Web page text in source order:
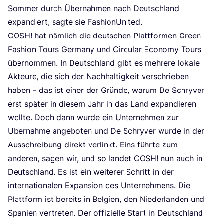
Som­mer durch Über­nah­men nach Deutsch­land
expan­diert, sag­te sie FashionUnited.
COSH! hat näm­lich die deut­schen Platt­for­men Green
Fashion Tours Ger­ma­ny und Cir­cu­lar Eco­no­my Tours
über­nom­men. In Deutsch­land gibt es meh­re­re loka­le
Akteu­re, die sich der Nach­hal­tig­keit ver­schrie­ben
haben – das ist einer der Grün­de, war­um De Schry­ver
erst spä­ter in die­sem Jahr in das Land expan­die­ren
woll­te. Doch dann wur­de ein Unter­neh­men zur
Über­nah­me ange­bo­ten und De Schry­ver wur­de in der
Aus­schrei­bung direkt ver­linkt. Eins führ­te zum
ande­ren, sagen wir, und so lan­det COSH! nun auch in
Deutsch­land. Es ist ein wei­te­rer Schritt in der
inter­na­tio­na­len Expan­si­on des Unter­neh­mens. Die
Platt­form ist bereits in Bel­gi­en, den Nie­der­lan­den und
Spa­ni­en ver­tre­ten. Der offi­zi­el­le Start in Deutsch­land